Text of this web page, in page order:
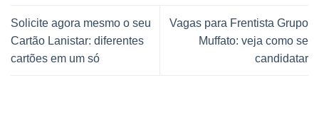
Solicite agora mesmo o seu
Cartão Lanistar: diferentes
cartões em um só
Vagas para Frentista Grupo
Muffato: veja como se
candidatar